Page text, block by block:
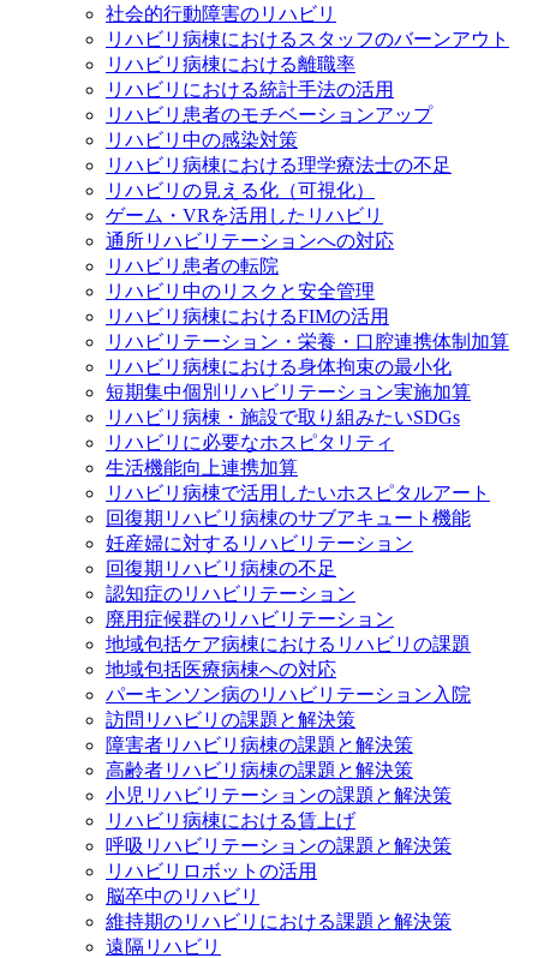
社会的行動障害のリハビリ
リハビリ病棟におけるスタッフのバーンアウト
リハビリ病棟における離職率
リハビリにおける統計手法の活用
リハビリ患者のモチベーションアップ
リハビリ中の感染対策
リハビリ病棟における理学療法士の不足
リハビリの見える化（可視化）
ゲーム・VRを活用したリハビリ
通所リハビリテーションへの対応
リハビリ患者の転院
リハビリ中のリスクと安全管理
リハビリ病棟におけるFIMの活用
リハビリテーション・栄養・口腔連携体制加算
リハビリ病棟における身体拘束の最小化
短期集中個別リハビリテーション実施加算
リハビリ病棟・施設で取り組みたいSDGs
リハビリに必要なホスピタリティ
生活機能向上連携加算
リハビリ病棟で活用したいホスピタルアート
回復期リハビリ病棟のサブアキュート機能
妊産婦に対するリハビリテーション
回復期リハビリ病棟の不足
認知症のリハビリテーション
廃用症候群のリハビリテーション
地域包括ケア病棟におけるリハビリの課題
地域包括医療病棟への対応
パーキンソン病のリハビリテーション入院
訪問リハビリの課題と解決策
障害者リハビリ病棟の課題と解決策
高齢者リハビリ病棟の課題と解決策
小児リハビリテーションの課題と解決策
リハビリ病棟における賃上げ
呼吸リハビリテーションの課題と解決策
リハビリロボットの活用
脳卒中のリハビリ
維持期のリハビリにおける課題と解決策
遠隔リハビリ